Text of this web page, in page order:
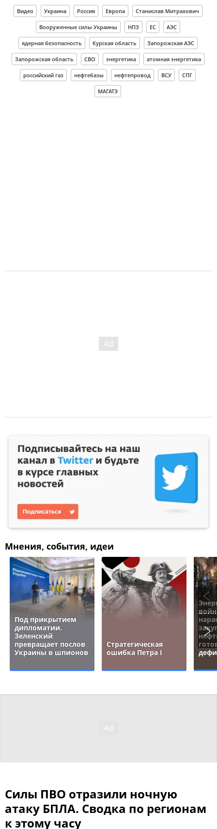
Видео Украина Россия Европа Станислав Митрахович
Вооруженные силы Украины НПЗ ЕС АЭС
ядерная безопасность Курская область Запорожская АЭС
Запорожская область СВО энергетика атомная энергетика
российский газ нефтебазы нефтепровод ВСУ СПГ
МАГАТЭ
Мнения, события, идеи
Под прикрытием
дипломатии.
Зеленский
превращает послов
Украины в шпионов
Стратегическая
ошибка Петра I
Силы ПВО отразили ночную
атаку БПЛА. Сводка по регионам
к этому часу